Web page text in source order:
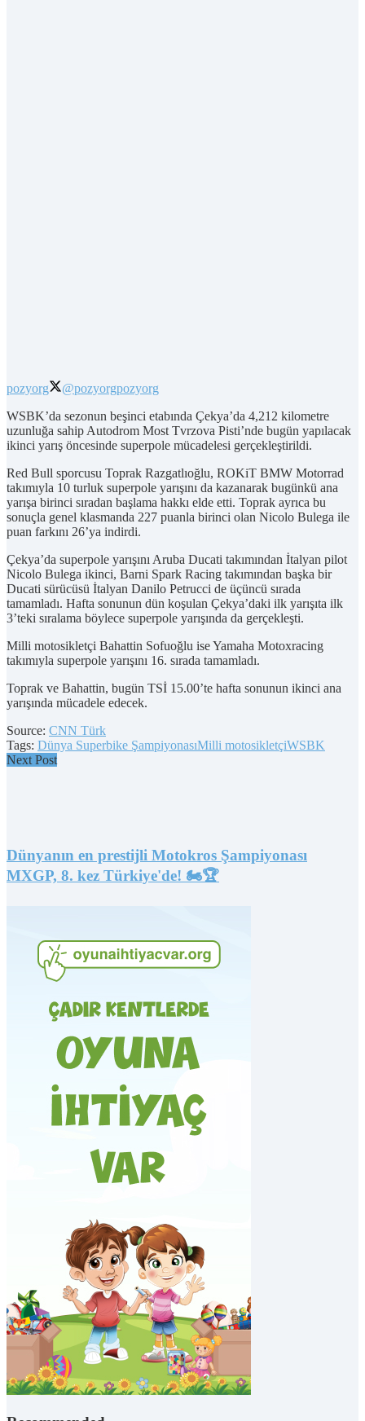
pozyorg @pozyorgpozyorg
WSBK’da sezonun beşinci etabında Çekya’da 4,212 kilometre
uzunluğa sahip Autodrom Most Tvrzova Pisti’nde bugün yapılacak
ikinci yarış öncesinde superpole mücadelesi gerçekleştirildi.
Red Bull sporcusu Toprak Razgatlıoğlu, ROKiT BMW Motorrad
takımıyla 10 turluk superpole yarışını da kazanarak bugünkü ana
yarışa birinci sıradan başlama hakkı elde etti. Toprak ayrıca bu
sonuçla genel klasmanda 227 puanla birinci olan Nicolo Bulega ile
puan farkını 26’ya indirdi.
Çekya’da superpole yarışını Aruba Ducati takımından İtalyan pilot
Nicolo Bulega ikinci, Barni Spark Racing takımından başka bir
Ducati sürücüsü İtalyan Danilo Petrucci de üçüncü sırada
tamamladı. Hafta sonunun dün koşulan Çekya’daki ilk yarışıta ilk
3’teki sıralama böylece superpole yarışında da gerçekleşti.
Milli motosikletçi Bahattin Sofuoğlu ise Yamaha Motoxracing
takımıyla superpole yarışını 16. sırada tamamladı.
Toprak ve Bahattin, bugün TSİ 15.00’te hafta sonunun ikinci ana
yarışında mücadele edecek.
Source: CNN Türk
Tags: Dünya Superbike ŞampiyonasıMilli motosikletçiWSBK
Next Post
Dünyanın en prestijli Motokros Şampiyonası
MXGP, 8. kez Türkiye'de! 🏍️🏆